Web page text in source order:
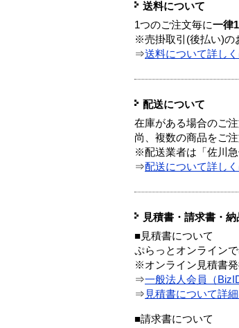
送料について
1つのご注文毎に一律
※売掛取引(後払い)の
⇒送料について詳し
配送について
在庫がある場合のご
尚、複数の商品をご
※配送業者は「佐川
⇒配送について詳し
見積書・請求書・
■見積書について
ぷらっとオンライン
※オンライン見積書発
⇒一般法人会員（
⇒ 見積書について詳
■請求書について